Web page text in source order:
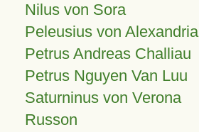
Nilus von Sora
Peleusius von Alexandria
Petrus Andreas Challiau
Petrus Nguyen Van Luu
Saturninus von Verona
Russon